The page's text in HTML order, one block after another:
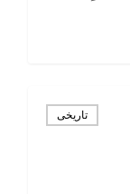
تاريخی